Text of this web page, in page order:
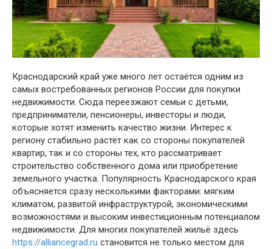
Краснодарский край уже много лет остаётся одним из
самых востребованных регионов России для покупки
недвижимости. Сюда переезжают семьи с детьми,
предприниматели, пенсионеры, инвесторы и люди,
которые хотят изменить качество жизни. Интерес к
региону стабильно растёт как со стороны покупателей
квартир, так и со стороны тех, кто рассматривает
строительство собственного дома или приобретение
земельного участка. Популярность Краснодарского края
объясняется сразу несколькими факторами: мягким
климатом, развитой инфраструктурой, экономическими
возможностями и высоким инвестиционным потенциалом
недвижимости. Для многих покупателей жильё здесь
https://alliancegrad.ru становится не только местом для